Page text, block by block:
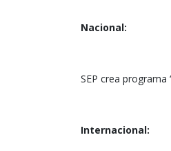
Nacional:
SEP crea programa
Internacional: